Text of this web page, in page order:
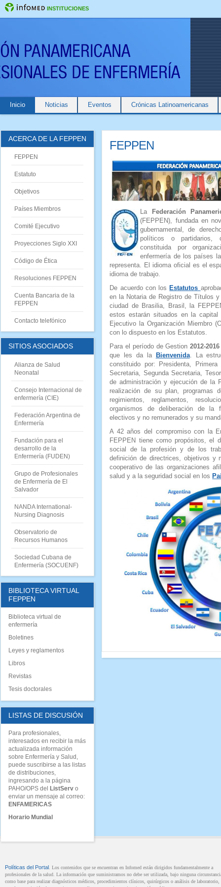
INSTITUCIONES
Inicio Noticias Eventos Crónicas Latinoamericanas
FEPPEN
La
Federación
(FEPPEN), fundada en
gubernamental, de
políticos o partidarios,
constituida por
enfermería de los países
representa. El idioma oficial es el
idioma de trabajo.
De acuerdo con los Estatutos
en la Notaria de Registro de Títulos
ciudad de Brasilia, Brasil, la
estos estarán situados en la
Ejecutivo la Organización Miembro
con lo dispuesto en los Estatutos.
Para el período de Gestion2012-2016
que les da la Bienvenida. La
constituido por: Presidenta, Primera
Secretaria, Segunda Secretaria,
de administración y ejecución de la
realización de su plan, programas
regimientos, reglamentos,
organismos de deliberación de la
electivos y no remunerados y su
A 42 años del compromiso con la
FEPPEN tiene como propósitos, el
social de la profesión y de los
definición de directrices, objetivos y
cooperativo de las organizaciones
salud y a la seguridad social en los
ACERCA DE LA FEPPEN
FEPPEN
Estatuto
Objetivos
Países Miembros
Comité Ejecutivo
Proyecciones Siglo XXI
Código de Ética
Resoluciones FEPPEN
Cuenta Bancaria de la
FEPPEN
Contacto telefónico
SITIOS ASOCIADOS
Alianza de Salud
Neonatal
Consejo Internacional de
enfermería (CIE)
Federación Argentina de
Enfermería
Fundación para el
desarrollo de la
Enfermería (FUDEN)
Grupo de Profesionales
de Enfermería de El
Salvador
NANDA International-
Nursing Diagnosis
Observatorio de
Recursos Humanos
Sociedad Cubana de
Enfermería (SOCUENF)
BIBLIOTECA VIRTUAL
FEPPEN
Biblioteca virtual de
enfermería
Boletines
Leyes y reglamentos
Libros
Revistas
Tesis doctorales
LISTAS DE DISCUSIÓN
Para profesionales,
interesados en recibir la más
actualizada información
sobre Enfermería y Salud,
puede suscribirse a las listas
de distribuciones,
ingresando a la página
PAHO/OPS del ListServ o
enviar un mensaje al correo:
ENFAMERICAS
Horario Mundial
Políticas del Portal . Los contenidos que se encuentran en Infomed están dirigidos fundamentalmente a
profesionales de la salud. La información que suministramos no debe ser utilizada, bajo ninguna
como base para realizar diagnósticos médicos, procedimientos clínicos, quirúrgicos o análisis de laboratorio,